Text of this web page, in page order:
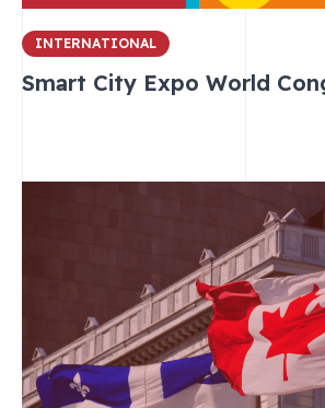
INTERNATIONAL
Smart City Expo World